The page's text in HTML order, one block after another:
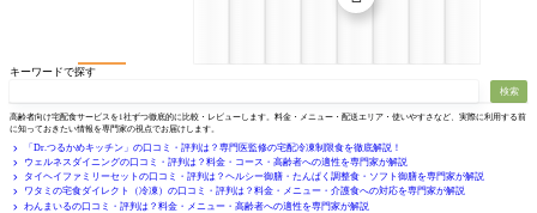
キーワードで探す
検索
サービス徹底比較
高齢者向け宅配食サービスを1社ずつ徹底的に比較・レビューします。料金・メニュー・配送エリア・使いやすさなど、実際に利用する前
に知っておきたい情報を専門家の視点でお届けします。
「Dr.つるかめキッチン」の口コミ・評判は？専門医監修の宅配冷凍制限食を徹底解説！
ウェルネスダイニングの口コミ・評判は？料金・コース・高齢者への適性を専門家が解説
タイヘイファミリーセットの口コミ・評判は？ヘルシー御膳・たんぱく調整食・ソフト御膳を専門家が解説
ワタミの宅食ダイレクト（冷凍）の口コミ・評判は？料金・メニュー・介護食への対応を専門家が解説
わんまいるの口コミ・評判は？料金・メニュー・高齢者への適性を専門家が解説